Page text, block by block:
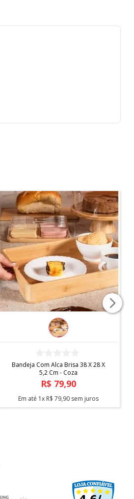
Bandeja Com Alca Brisa 38 X 28 X
5,2 Cm - Coza
R$ 79,90
Em até 1x R$ 79,90 sem juros